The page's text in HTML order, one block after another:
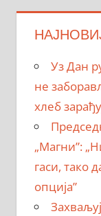
Уз Дан
не
хлеб
„Магни”:
гаси, тако
опција”